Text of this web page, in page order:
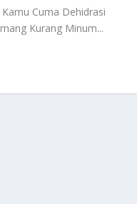
Cuma Dehidrasi
Kurang Minum...